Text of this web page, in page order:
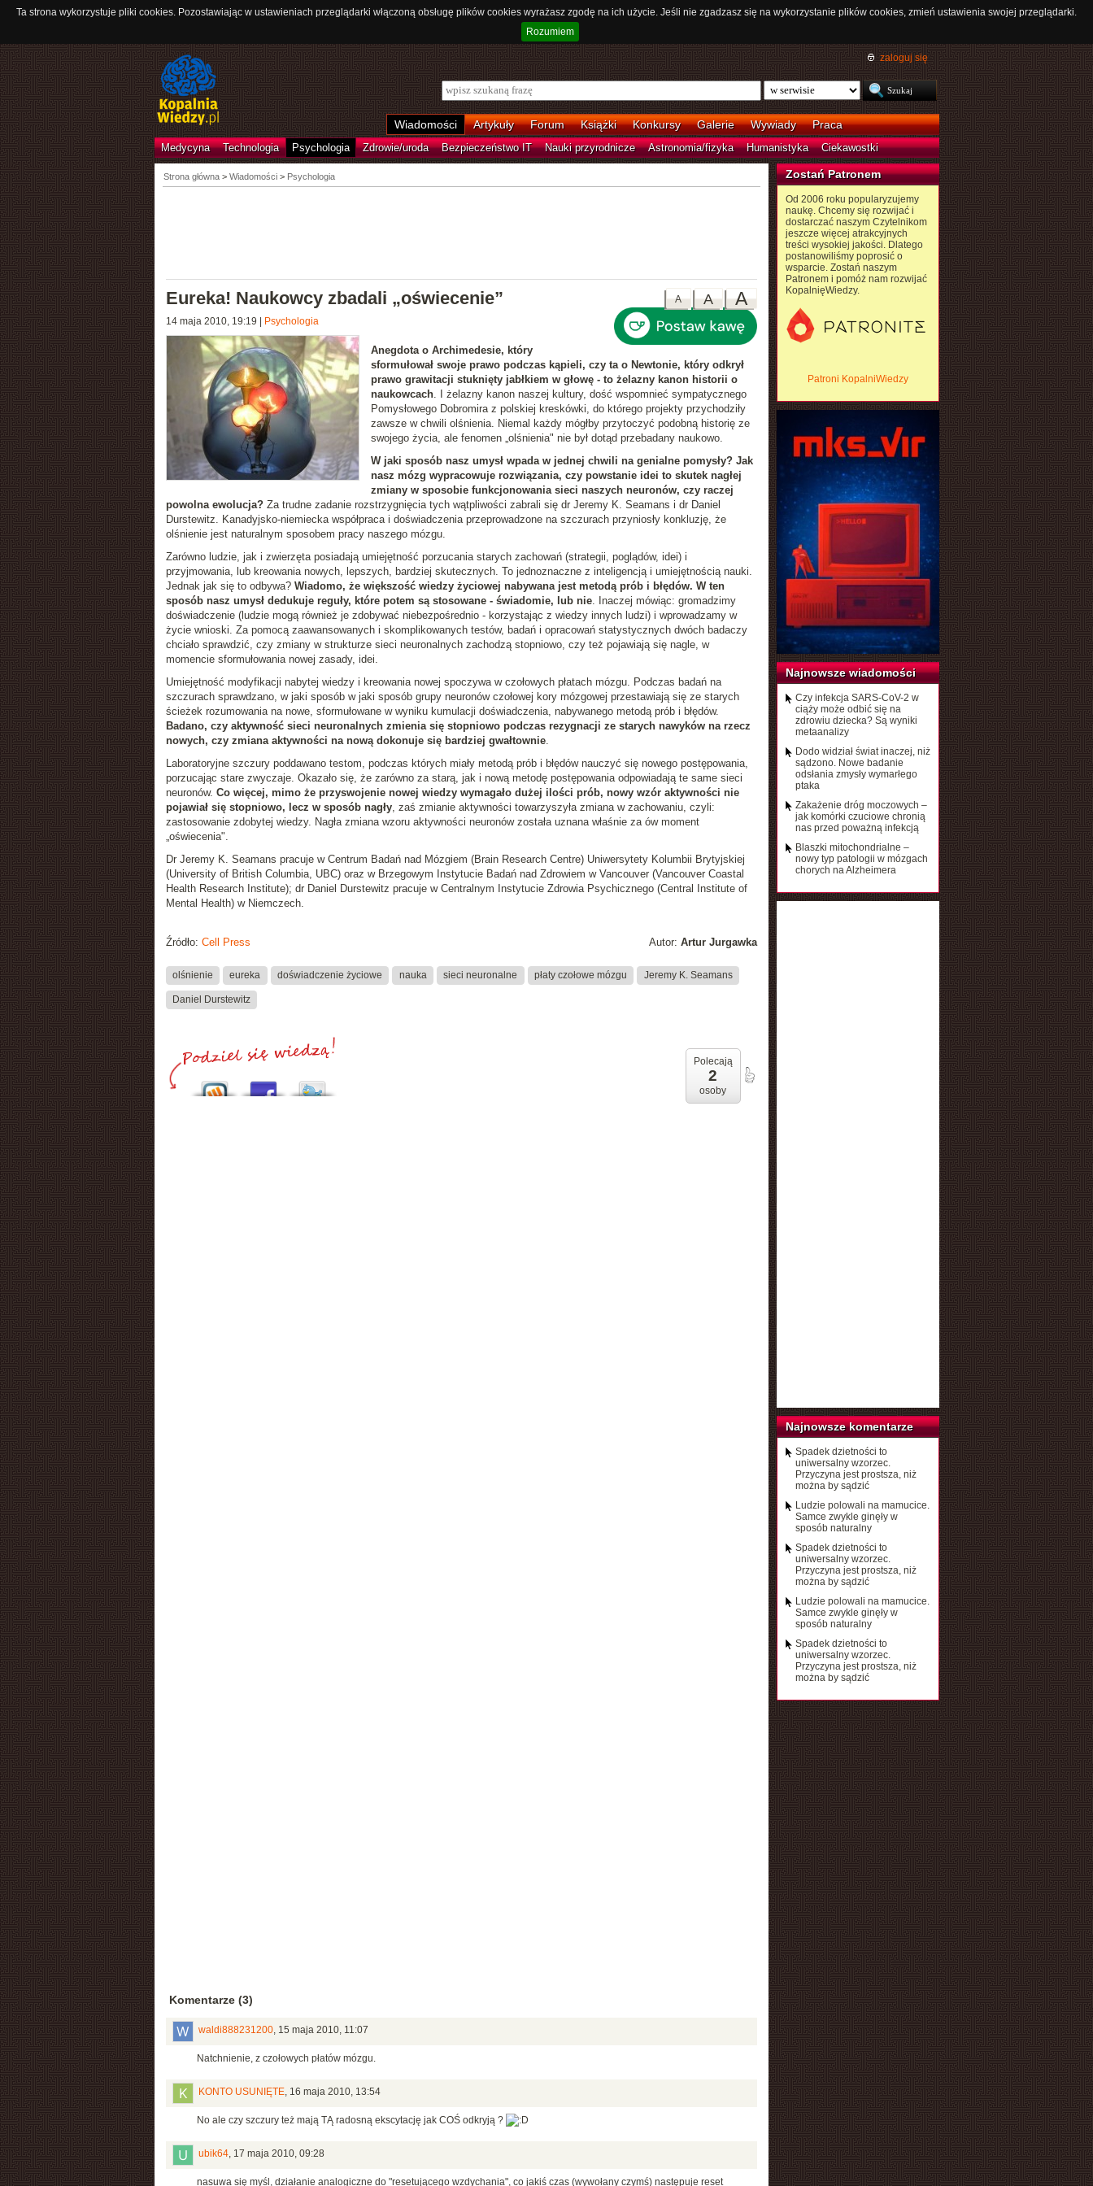
Ta strona wykorzystuje pliki cookies. Pozostawiając w ustawieniach przeglądarki włączoną obsługę plików cookies wyrażasz zgodę na ich użycie. Jeśli nie zgadzasz się na wykorzystanie plików cookies, zmień ustawienia swojej przeglądarki.
Rozumiem
zaloguj się
Wiadomości Artykuły Forum Książki Konkursy Galerie Wywiady Praca
Medycyna Technologia Psychologia Zdrowie/uroda Bezpieczeństwo IT Nauki przyrodnicze Astronomia/fizyka Humanistyka Ciekawostki
Strona główna> Wiadomości > Psychologia
A
A
A
Eureka! Naukowcy zbadali „oświecenie”
14 maja 2010, 19:19 Psychologia
Anegdota o Archimedesie, który
sformułował swoje prawo podczas kąpieli, czy ta o Newtonie, który odkrył
prawo grawitacji stuknięty jabłkiem w głowę - to żelazny kanon historii o
naukowcach. I żelazny kanon naszej kultury, dość wspomnieć sympatycznego
Pomysłowego Dobromira z polskiej kreskówki, do którego projekty przychodziły
zawsze w chwili olśnienia. Niemal każdy mógłby przytoczyć podobną historię ze
swojego życia, ale fenomen „olśnienia" nie był dotąd przebadany naukowo.
W jaki sposób nasz umysł wpada w jednej chwili na genialne pomysły? Jak
nasz mózg wypracowuje rozwiązania, czy powstanie idei to skutek nagłej
zmiany w sposobie funkcjonowania sieci naszych neuronów, czy raczej
powolna ewolucja?Za trudne zadanie rozstrzygnięcia tych wątpliwości zabrali się dr Jeremy K. Seamans i dr Daniel
Durstewitz. Kanadyjsko-niemiecka współpraca i doświadczenia przeprowadzone na szczurach przyniosły konkluzję, że
olśnienie jest naturalnym sposobem pracy naszego mózgu.
Zarówno ludzie, jak i zwierzęta posiadają umiejętność porzucania starych zachowań (strategii, poglądów, idei) i
przyjmowania, lub kreowania nowych, lepszych, bardziej skutecznych. To jednoznaczne z inteligencją i umiejętnością nauki.
Jednak jak się to odbywa? Wiadomo, że większość wiedzy życiowej nabywana jest metodą prób i błędów. W ten
sposób nasz umysł dedukuje reguły, które potem są stosowane - świadomie, lub nie. Inaczej mówiąc: gromadzimy
doświadczenie (ludzie mogą również je zdobywać niebezpośrednio - korzystając z wiedzy innych ludzi) i wprowadzamy w
życie wnioski. Za pomocą zaawansowanych i skomplikowanych testów, badań i opracowań statystycznych dwóch badaczy
chciało sprawdzić, czy zmiany w strukturze sieci neuronalnych zachodzą stopniowo, czy też pojawiają się nagle, w
momencie sformułowania nowej zasady, idei.
Umiejętność modyfikacji nabytej wiedzy i kreowania nowej spoczywa w czołowych płatach mózgu. Podczas badań na
szczurach sprawdzano, w jaki sposób w jaki sposób grupy neuronów czołowej kory mózgowej przestawiają się ze starych
ścieżek rozumowania na nowe, sformułowane w wyniku kumulacji doświadczenia, nabywanego metodą prób i błędów.
Badano, czy aktywność sieci neuronalnych zmienia się stopniowo podczas rezygnacji ze starych nawyków na rzecz
nowych, czy zmiana aktywności na nową dokonuje się bardziej gwałtownie.
Laboratoryjne szczury poddawano testom, podczas których miały metodą prób i błędów nauczyć się nowego postępowania,
porzucając stare zwyczaje. Okazało się, że zarówno za starą, jak i nową metodę postępowania odpowiadają te same sieci
neuronów. Co więcej, mimo że przyswojenie nowej wiedzy wymagało dużej ilości prób, nowy wzór aktywności nie
pojawiał się stopniowo, lecz w sposób nagły, zaś zmianie aktywności towarzyszyła zmiana w zachowaniu, czyli:
zastosowanie zdobytej wiedzy. Nagła zmiana wzoru aktywności neuronów została uznana właśnie za ów moment
„oświecenia".
Dr Jeremy K. Seamans pracuje w Centrum Badań nad Mózgiem (Brain Research Centre) Uniwersytety Kolumbii Brytyjskiej
(University of British Columbia, UBC) oraz w Brzegowym Instytucie Badań nad Zdrowiem w Vancouver (Vancouver Coastal
Health Research Institute); dr Daniel Durstewitz pracuje w Centralnym Instytucie Zdrowia Psychicznego (Central Institute of
Mental Health) w Niemczech.
Autor: Artur Jurgawka
Źródło: Cell Press
olśnienie eureka doświadczenie życiowe nauka sieci neuronalne płaty czołowe mózgu Jeremy K. Seamans
Daniel Durstewitz
Polecają
2
osoby
Komentarze (3)
waldi888231200, 15 maja 2010, 11:07
Natchnienie, z czołowych płatów mózgu.
KONTO USUNIĘTE, 16 maja 2010, 13:54
No ale czy szczury też mają TĄ radosną ekscytację jak COŚ odkryją ?
ubik64, 17 maja 2010, 09:28
nasuwa się myśl, działanie analogiczne do "resetującego wzdychania", co jakiś czas (wywołany czymś) następuje reset
Zostań Patronem
Od 2006 roku popularyzujemy
naukę. Chcemy się rozwijać i
dostarczać naszym Czytelnikom
jeszcze więcej atrakcyjnych
treści wysokiej jakości. Dlatego
postanowiliśmy poprosić o
wsparcie. Zostań naszym
Patronem i pomóż nam rozwijać
KopalnięWiedzy.
Patroni KopalniWiedzy
Najnowsze wiadomości
Czy infekcja SARS-CoV-2 w
ciąży może odbić się na
zdrowiu dziecka? Są wyniki
metaanalizy
Dodo widział świat inaczej, niż
sądzono. Nowe badanie
odsłania zmysły wymarłego
ptaka
Zakażenie dróg moczowych –
jak komórki czuciowe chronią
nas przed poważną infekcją
Blaszki mitochondrialne –
nowy typ patologii w mózgach
chorych na Alzheimera
Najnowsze komentarze
Spadek dzietności to
uniwersalny wzorzec.
Przyczyna jest prostsza, niż
można by sądzić
Ludzie polowali na mamucice.
Samce zwykle ginęły w
sposób naturalny
Spadek dzietności to
uniwersalny wzorzec.
Przyczyna jest prostsza, niż
można by sądzić
Ludzie polowali na mamucice.
Samce zwykle ginęły w
sposób naturalny
Spadek dzietności to
uniwersalny wzorzec.
Przyczyna jest prostsza, niż
można by sądzić